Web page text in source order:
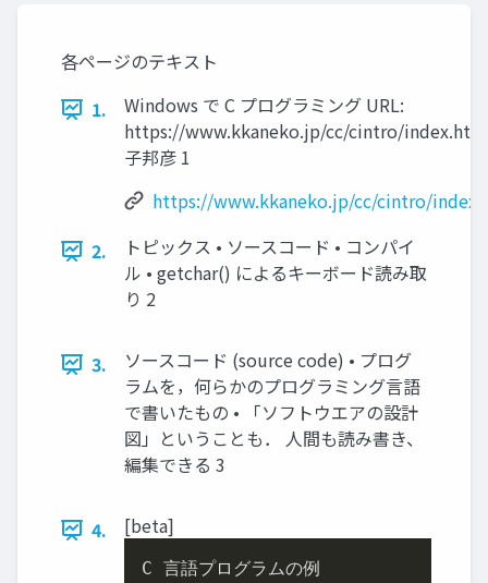
各ページのテキスト
1.
Windows で C プログラミング URL:
https://www.kkaneko.jp/cc/cintro/
子邦彦 1
https://www.kkaneko.jp/cc/cintro/
2.
トピックス • ソースコード • コンパイ
ル • getchar() によるキーボード読み取
り 2
3.
ソースコード (source code) • プログ
ラムを，何らかのプログラミング言語
で書いたもの • 「ソフトウエアの設計
図」ということも． 人間も読み書き、
編集できる 3
4. [beta]